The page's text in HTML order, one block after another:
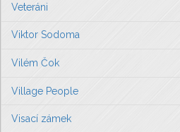
Veteráni
Viktor Sodoma
Vilém Čok
Village People
Visací zámek